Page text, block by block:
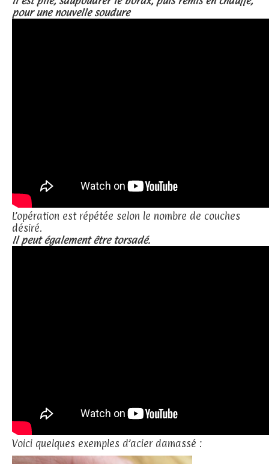
pour une nouvelle soudure
L’opération est répétée selon le nombre de couches
désiré.
Il peut également être torsadé.
Voici quelques exemples d’acier damassé :